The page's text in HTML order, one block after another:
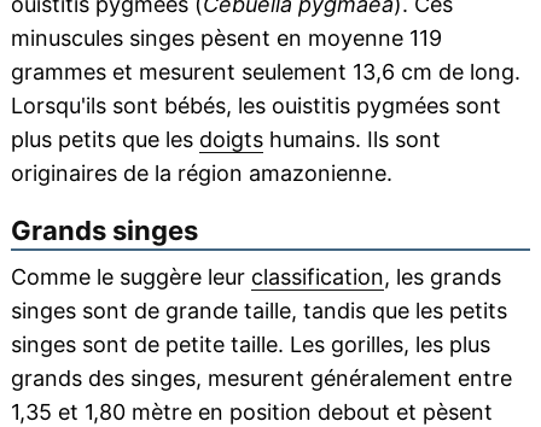
minuscules singes pèsent en moyenne 119
grammes et mesurent seulement 13,6 cm de long.
Lorsqu'ils sont bébés, les ouistitis pygmées sont
plus petits que les doigtshumains. Ils sont
originaires de la région amazonienne.
Grands singes
Comme le suggère leur classification, les grands
singes sont de grande taille, tandis que les petits
singes sont de petite taille. Les gorilles, les plus
grands des singes, mesurent généralement entre
1,35 et 1,80 mètre en position debout et pèsent